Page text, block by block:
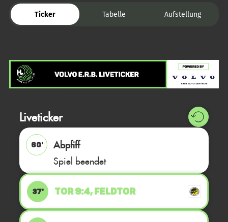
Ticker Tabelle Aufstellung
Liveticker
60'
Abpfiff
Spiel beendet
37' TOR 9:4, FELDTOR